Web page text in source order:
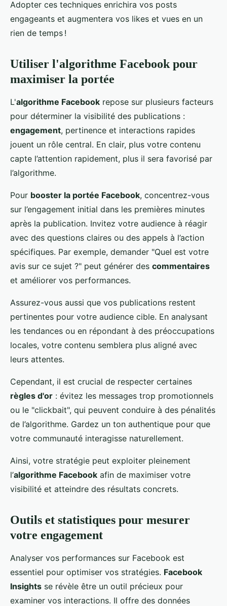
Adopter ces techniques enrichira vos posts
engageants et augmentera vos likes et vues en un
rien de temps !
Utiliser l'algorithme Facebook pour
maximiser la portée
L'algorithme Facebook repose sur plusieurs facteurs
pour déterminer la visibilité des publications :
engagement, pertinence et interactions rapides
jouent un rôle central. En clair, plus votre contenu
capte l’attention rapidement, plus il sera favorisé par
l’algorithme.
Pour booster la portée Facebook, concentrez-vous
sur l’engagement initial dans les premières minutes
après la publication. Invitez votre audience à réagir
avec des questions claires ou des appels à l’action
spécifiques. Par exemple, demander "Quel est votre
avis sur ce sujet ?" peut générer des commentaires
et améliorer vos performances.
Assurez-vous aussi que vos publications restent
pertinentes pour votre audience cible. En analysant
les tendances ou en répondant à des préoccupations
locales, votre contenu semblera plus aligné avec
leurs attentes.
Cependant, il est crucial de respecter certaines
règles d'or : évitez les messages trop promotionnels
ou le "clickbait", qui peuvent conduire à des pénalités
de l’algorithme. Gardez un ton authentique pour que
votre communauté interagisse naturellement.
Ainsi, votre stratégie peut exploiter pleinement
l’algorithme Facebook afin de maximiser votre
visibilité et atteindre des résultats concrets.
Outils et statistiques pour mesurer
votre engagement
Analyser vos performances sur Facebook est
essentiel pour optimiser vos stratégies. Facebook
Insights se révèle être un outil précieux pour
examiner vos interactions. Il offre des données